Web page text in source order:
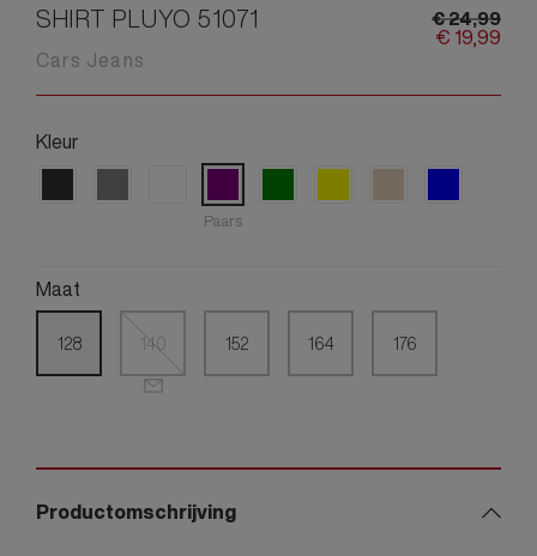
SHIRT PLUYO 51071
Cars Jeans
€24,99
€ 19,99
Kleur
Paars
Maat
128 140 152 164 176
Productomschrijving